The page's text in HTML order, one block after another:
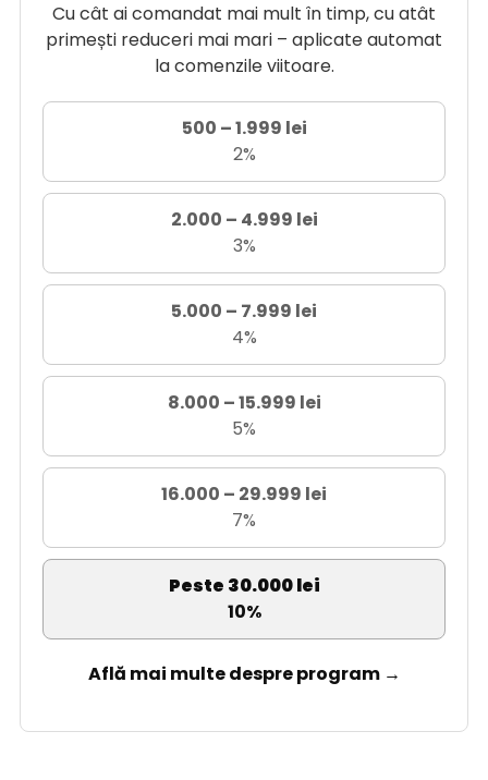
Cu cât ai comandat mai mult în timp, cu atât
primești reduceri mai mari – aplicate automat
la comenzile viitoare.
500 – 1.999 lei
2%
2.000 – 4.999 lei
3%
5.000 – 7.999 lei
4%
8.000 – 15.999 lei
5%
16.000 – 29.999 lei
7%
Peste 30.000 lei
10%
Află mai multe despre program →